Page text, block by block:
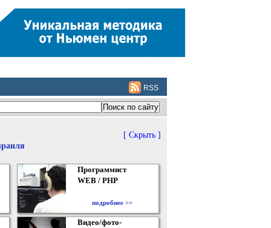
RSS
[ Скрыть ]
Программист
WEB / PHP
подробнее >>
Видео/фото-